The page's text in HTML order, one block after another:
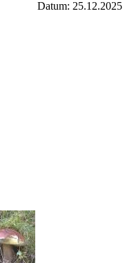
Datum: 25.12.2025